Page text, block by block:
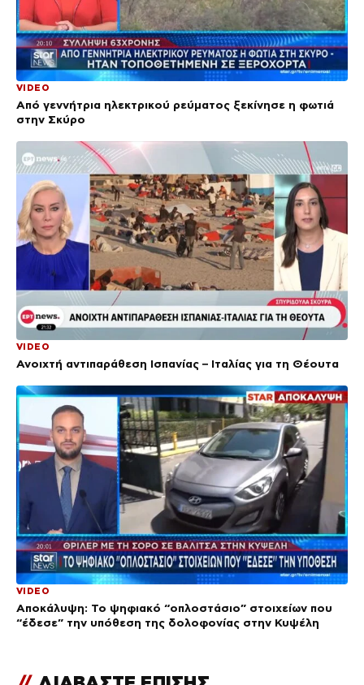
VIDEO
Από γεννήτρια ηλεκτρικού ρεύματος ξεκίνησε η φωτιά
στην Σκύρο
VIDEO
Ανοιχτή αντιπαράθεση Ισπανίας – Ιταλίας για τη Θέουτα
VIDEO
Αποκάλυψη: Το ψηφιακό “οπλοστάσιο” στοιχείων που
“έδεσε” την υπόθεση της δολοφονίας στην Κυψέλη